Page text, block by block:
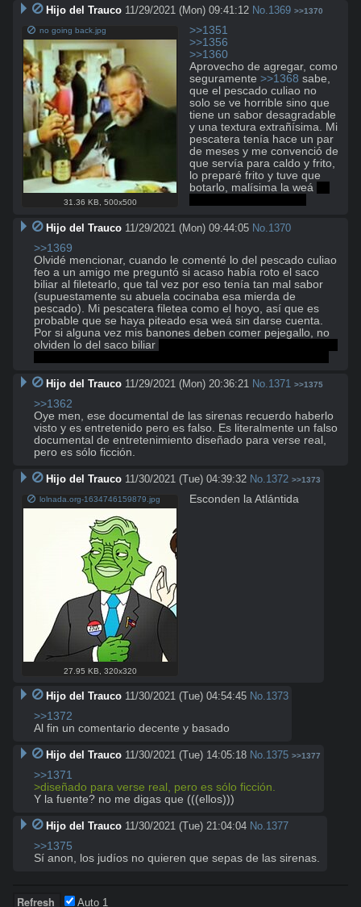
Hijo del Trauco 11/29/2021 (Mon) 09:41:12 No.1369 >>1370
no going back.jpg
31.36 KB, 500x500
>>1351
>>1356
>>1360
Aprovecho de agregar, como
seguramente >>1368 sabe,
que el pescado culiao no
solo se ve horrible sino que
tiene un sabor desagradable
y una textura extrañísima. Mi
pescatera tenía hace un par
de meses y me convenció de
que servía para caldo y frito,
lo preparé frito y tuve que
botarlo, malísima la weá
Hijo del Trauco 11/29/2021 (Mon) 09:44:05 No. 1370
>>1369
Olvidé mencionar, cuando le comenté lo del pescado culiao
feo a un amigo me preguntó si acaso había roto el saco
biliar al filetearlo, que tal vez por eso tenía tan mal sabor
(supuestamente su abuela cocinaba esa mierda de
pescado). Mi pescatera filetea como el hoyo, así que es
probable que se haya piteado esa weá sin darse cuenta.
Por si alguna vez mis banones deben comer pejegallo, no
olviden lo del saco biliar
Hijo del Trauco 11/29/2021 (Mon) 20:36:21 No. 1371 >>1375
>>1362
Oye men, ese documental de las sirenas recuerdo haberlo
visto y es entretenido pero es falso. Es literalmente un falso
documental de entretenimiento diseñado para verse real,
pero es sólo ficción.
Hijo del Trauco 11/30/2021 (Tue) 04:39:32 No. 1372 >>1373
lolnada.org-1634746159879.jpg
27.95 KB 320x320
Esconden la Atlántida
Hijo del Trauco 11/30/2021 (Tue) 04:54:45 No. 1373
>>1372
Al fin un comentario decente y basado
Hijo del Trauco 11/30/2021 (Tue) 14:05:18 No. 1375 >>1377
>>1371
>diseñado para verse real, pero es sólo ficción.
Y la fuente? no me digas que (((ellos)))
Hijo del Trauco 11/30/2021 (Tue) 21:04:04 No. 1377
>>1375
Sí anon, los judíos no quieren que sepas de las sirenas.
Auto 1